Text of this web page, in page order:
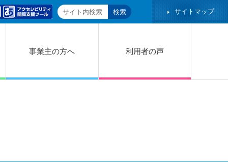
サイトマップ
事業主の方へ 利用者の声